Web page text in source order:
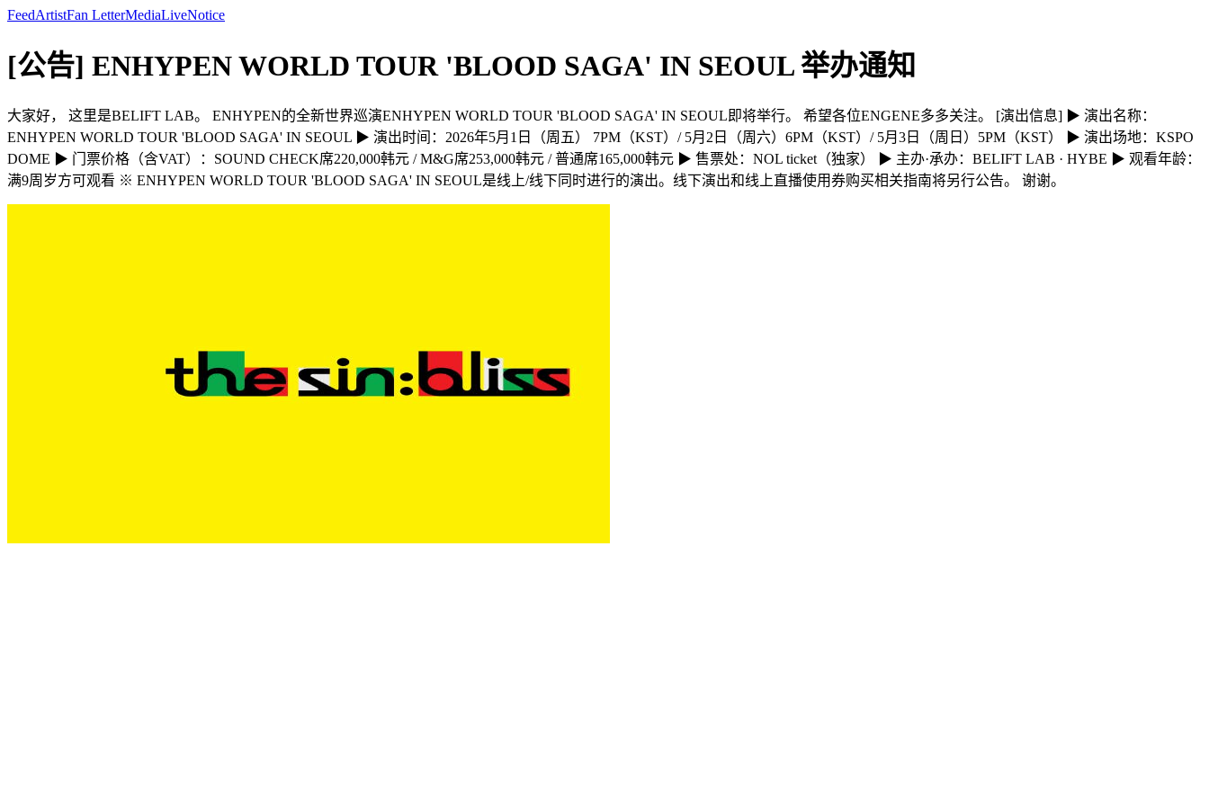
FeedArtistFan LetterMediaLiveNotice
[公告] ENHYPEN WORLD TOUR 'BLOOD SAGA' IN SEOUL 举办通知
大家好， 这里是BELIFT LAB。 ENHYPEN的全新世界巡演ENHYPEN WORLD TOUR 'BLOOD SAGA' IN SEOUL即将举行。 希望各位ENGENE多多关注。 [演出信息] ▶ 演出名称：
ENHYPEN WORLD TOUR 'BLOOD SAGA' IN SEOUL ▶ 演出时间：2026年5月1日（周五） 7PM（KST）/ 5月2日（周六）6PM（KST）/ 5月3日（周日）5PM（KST） ▶ 演出场地：KSPO
DOME ▶ 门票价格（含VAT）：SOUND CHECK席220,000韩元 / M&G席253,000韩元 / 普通席165,000韩元 ▶ 售票处：NOL ticket（独家） ▶ 主办·承办：BELIFT LAB · HYBE ▶ 观看年龄：
满9周岁方可观看 ※ ENHYPEN WORLD TOUR 'BLOOD SAGA' IN SEOUL是线上/线下同时进行的演出。线下演出和线上直播使用券购买相关指南将另行公告。 谢谢。